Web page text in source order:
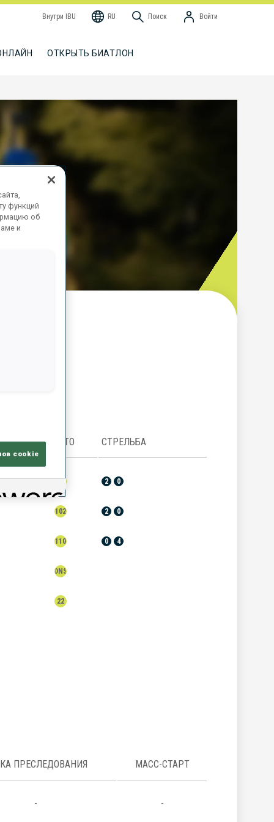
Внутри IBU RU Поиск Войти
ОТКРЫТЬ БИАТЛОН
МЕСТО СТРЕЛЬБА
108 2 0
102 2 0
110 0 4
DNS
22
ПРЕСЛЕДОВАНИЯ МАСС-СТАРТ
- -
функций
об
и
cookie